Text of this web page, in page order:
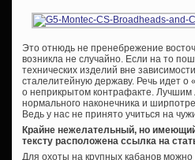
Это отнюдь не пренебрежение
возникла не случайно. Если на то
технических изделий вне
сталелитейную державу. Речь идет
о неприкрытом контрафакте. Лучшим
нормального наконечника и
Ведь у нас не принято учиться на
Крайне нежелательный, но
тексту расположена ссылка на
Для охоты на крупных кабанов можно